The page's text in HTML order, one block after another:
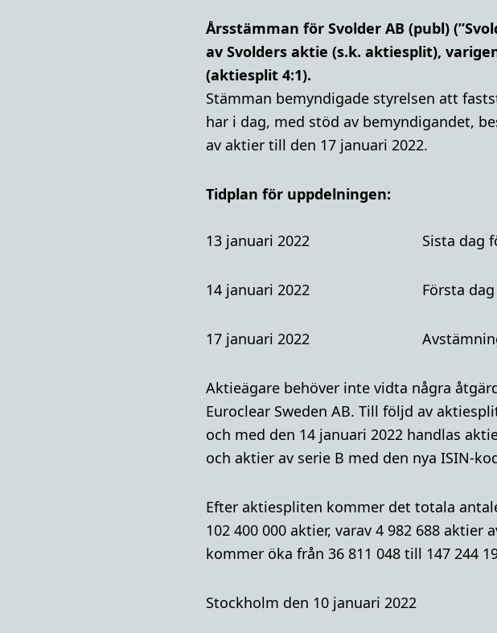
Årsstämman för Svolder AB (publ)
av Svolders aktie (s.k. aktiesplit),
(aktiesplit 4:1).
Stämman bemyndigade styrelsen att
har i dag, med stöd av bemyndigandet,
av aktier till den 17 januari 2022.
Tidplan för uppdelningen:
13 januari 2022 Sista dag för
14 januari 2022 Första dag för
17 januari 2022
Aktieägare behöver inte vidta några
Euroclear Sweden AB. Till följd av
och med den 14 januari 2022 handlas
och aktier av serie B med den nya ISIN-
Efter aktiespliten kommer det totala
102 400 000 aktier, varav 4 982 688
kommer öka från 36 811 048 till 147 244
Stockholm den 10 januari 2022